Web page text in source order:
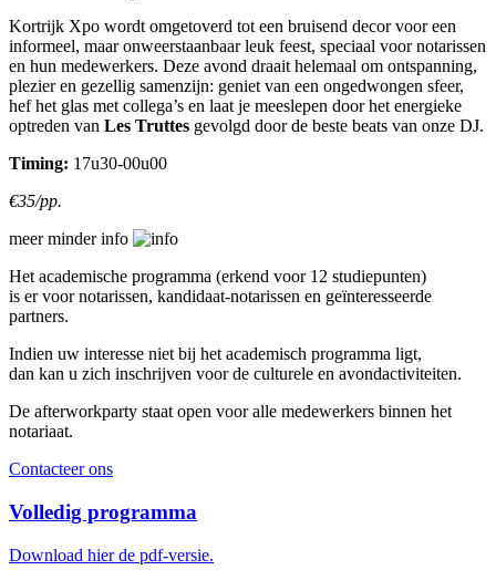
Kortrijk Xpo wordt omgetoverd tot een bruisend decor voor een
informeel, maar onweerstaanbaar leuk feest, speciaal voor notarissen
en hun medewerkers. Deze avond draait helemaal om ontspanning,
plezier en gezellig samenzijn: geniet van een ongedwongen sfeer,
hef het glas met collega’s en laat je meeslepen door het energieke
optreden van Les Truttes gevolgd door de beste beats van onze DJ.
Timing: 17u30-00u00
€35/pp.
meer minderinfo
Het academische programma (erkend voor 12 studiepunten)
is er voor notarissen, kandidaat-notarissen en geïnteresseerde
partners.
Indien uw interesse niet bij het academisch programma ligt,
dan kan u zich inschrijven voor de culturele en avondactiviteiten.
De afterworkparty staat open voor alle medewerkers binnen het
notariaat.
Contacteer ons
Volledig programma
Download hier de pdf-versie.